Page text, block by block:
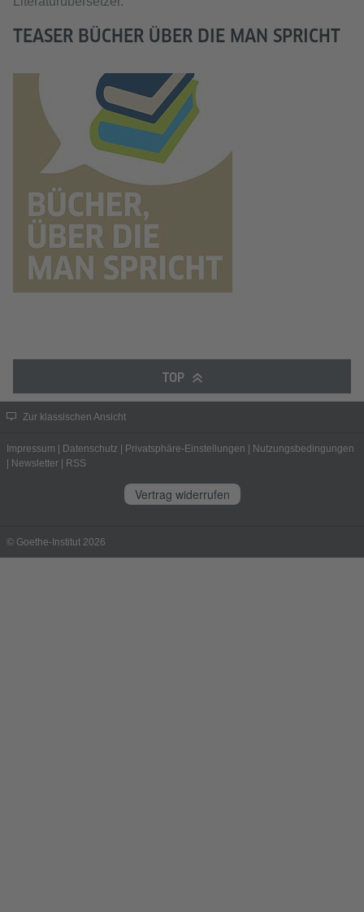
TEASER BÜCHER ÜBER DIE MAN SPRICHT
TOP
Zur klassischen Ansicht
Impressum | Datenschutz | Privatsphäre-Einstellungen | Nutzungsbedingungen
| Newsletter | RSS
Vertrag widerrufen
© Goethe-Institut 2026